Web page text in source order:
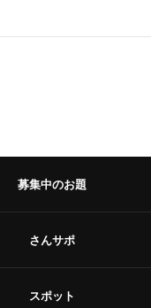
募集中のお題
さんサポ
スポット